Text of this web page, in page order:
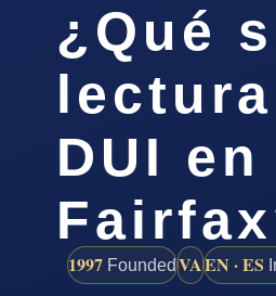
¿Qué
DUI
1997 FoundedVAEN · ES